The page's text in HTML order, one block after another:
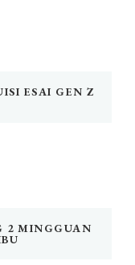
ESAI GEN Z
2 MINGGUAN